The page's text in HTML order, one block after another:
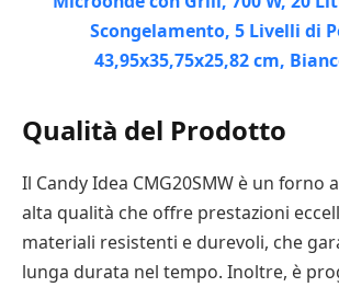
Qualità del Prodotto
Il Candy Idea CMG20SMW è un forno
alta qualità che offre prestazioni
materiali resistenti e durevoli, che
lunga durata nel tempo. Inoltre, è